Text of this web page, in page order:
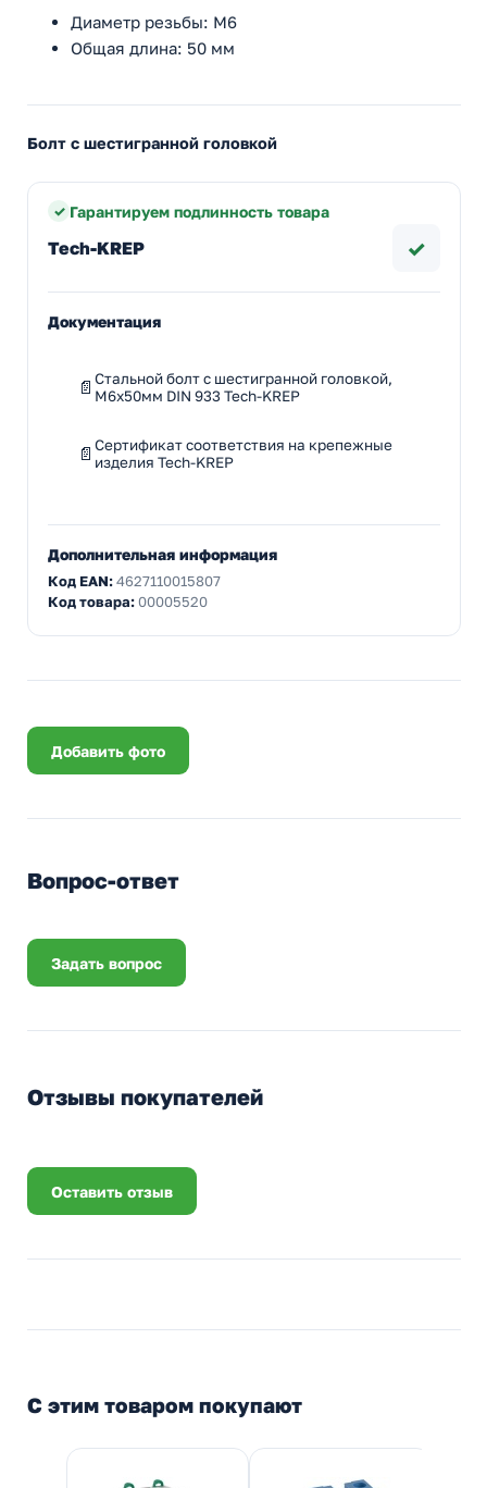
Диаметр резьбы: M6
Общая длина: 50 мм
Болт с шестигранной головкой
Гарантируем подлинность товара
Tech-KREP ✓
Документация
Стальной болт с шестигранной головкой,
M6x50мм DIN 933 Tech-KREP
Сертификат соответствия на крепежные
изделия Tech-KREP
Дополнительная информация
Код EAN:4627110015807
Код товара:00005520
Добавить фото
Вопрос-ответ
Задать вопрос
Отзывы покупателей
Оставить отзыв
С этим товаром покупают